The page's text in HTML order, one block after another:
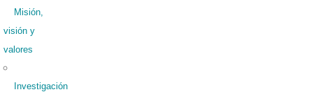
Misión,
visión y
valores
Investigación